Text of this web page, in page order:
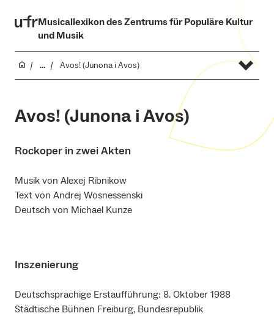
Musicallexikon des Zentrums für Populäre Kultur
und Musik
... Avos! (Junona i Avos)
Avos! (Junona i Avos)
Rockoper in zwei Akten
Musik von Alexej Ribnikow
Text von Andrej Wosnessenski
Deutsch von Michael Kunze
Inszenierung
Deutschsprachige Erstaufführung: 8. Oktober 1988
Städtische Bühnen Freiburg, Bundesrepublik